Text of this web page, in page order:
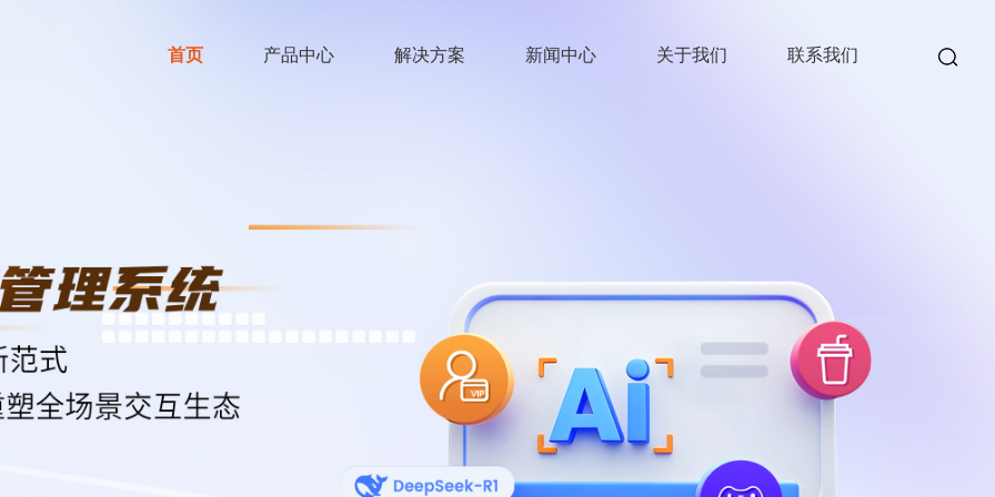
首页 产品中心 解决方案 新闻中心 关于我们 联系我们